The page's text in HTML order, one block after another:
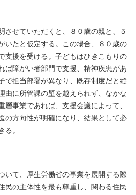
させていただくと、８０歳の親と、５
いたと仮定する。この場合、８０歳の
支援を受ける。子どもはひきこもりの
ば障がい者部門で支援、精神疾患があ
で担当部署が異なり、既存制度だと縦
由に所管課の壁を越えられず、なかな
事業であれば、支援会議によって、
の方向性が明確になり、結果として必
る。
いて、厚生労働省の事業を展開する際
民の主体性を最も尊重し、関わる住民